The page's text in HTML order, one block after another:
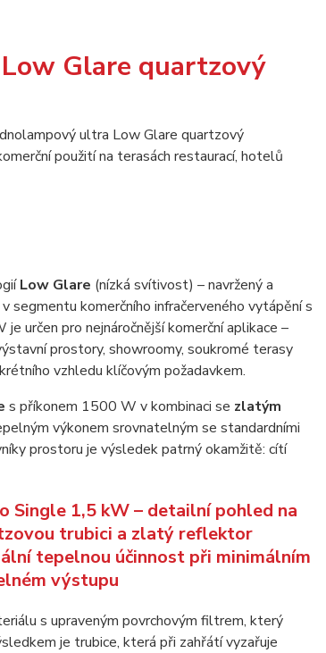
Glare quartzový
Low Glare (nízká svítivost) – navržený a
segmentu komerčního infračerveného vytápění s
určen pro nejnáročnější komerční aplikace –
prostory, showroomy, soukromé terasy
vzhledu klíčovým požadavkem.
s příkonem 1500 W v kombinaci se zlatým
výkonem srovnatelným se standardními
prostoru je výsledek patrný okamžitě: cítí
s upraveným povrchovým filtrem, který
je trubice, která při zahřátí vyzařuje